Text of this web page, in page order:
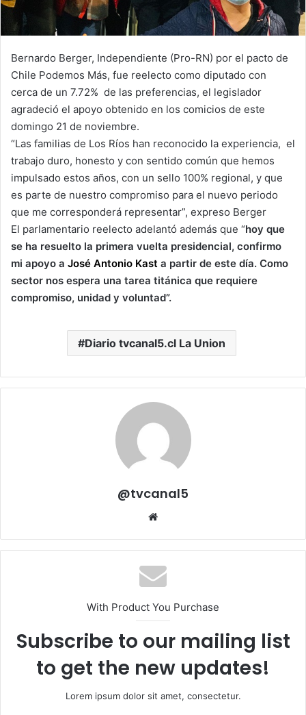
Bernardo Berger, Independiente (Pro-RN) por el pacto de
Chile Podemos Más, fue reelecto como diputado con
cerca de un 7.72% de las preferencias, el legislador
agradeció el apoyo obtenido en los comicios de este
domingo 21 de noviembre.
“Las familias de Los Ríos han reconocido la experiencia, el
trabajo duro, honesto y con sentido común que hemos
impulsado estos años, con un sello 100% regional, y que
es parte de nuestro compromiso para el nuevo periodo
que me corresponderá representar”, expreso Berger
El parlamentario reelecto adelantó además que “hoy que
se ha resuelto la primera vuelta presidencial, confirmo
mi apoyo a José Antonio Kast a partir de este día. Como
sector nos espera una tarea titánica que requiere
compromiso, unidad y voluntad”.
Diario tvcanal5.cl La Union
@tvcanal5
With Product You Purchase
Subscribe to our mailing list
to get the new updates!
Lorem ipsum dolor sit amet, consectetur.